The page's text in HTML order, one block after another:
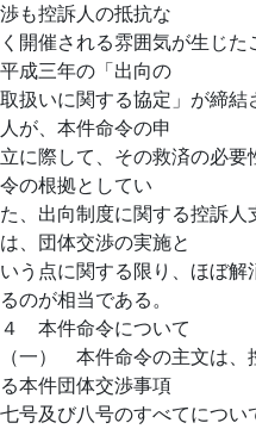
渉も控訴人の抵抗な
く開催される雰囲気が生じ
平成三年の「出向の
取扱いに関する協定」が締
人が、本件命令の申
立に際して、その救済の必
令の根拠としてい
た、出向制度に関する控訴
は、団体交渉の実施と
いう点に関する限り、ほぼ
るのが相当である。
４ 本件命令について
（一） 本件命令の主文は、
る本件団体交渉事項
七号及び八号のすべてにつ